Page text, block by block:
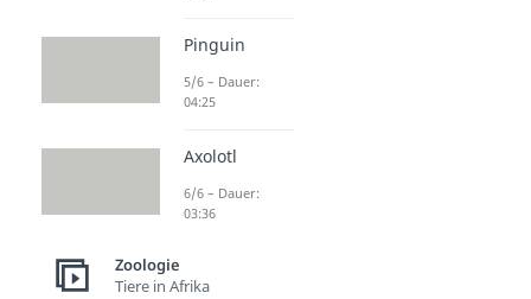
Pinguin
5/6 – Dauer:
04:25
Axolotl
6/6 – Dauer:
03:36
Zoologie
Tiere in Afrika